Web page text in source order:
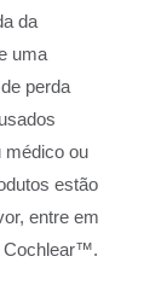
da
uma
perda
médico ou
estão
entre em
Cochlear™.